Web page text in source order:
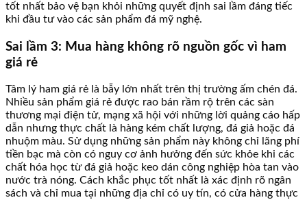
tốt nhất bảo vệ bạn khỏi những quyết định sai lầm đáng tiếc
khi đầu tư vào các sản phẩm đá mỹ nghệ.
Sai lầm 3: Mua hàng không rõ nguồn gốc vì ham
giá rẻ
Tâm lý ham giá rẻ là bẫy lớn nhất trên thị trường ấm chén đá.
Nhiều sản phẩm giá rẻ được rao bán rầm rộ trên các sàn
thương mại điện tử, mạng xã hội với những lời quảng cáo hấp
dẫn nhưng thực chất là hàng kém chất lượng, đá giả hoặc đá
nhuộm màu. Sử dụng những sản phẩm này không chỉ lãng phí
tiền bạc mà còn có nguy cơ ảnh hưởng đến sức khỏe khi các
chất hóa học từ đá giả hoặc keo dán công nghiệp hòa tan vào
nước trà nóng. Cách khắc phục tốt nhất là xác định rõ ngân
sách và chỉ mua tại những địa chỉ có uy tín, có cửa hàng thực